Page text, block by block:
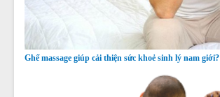
Ghế massage giúp cải thiện sức khoẻ sinh lý nam giới?